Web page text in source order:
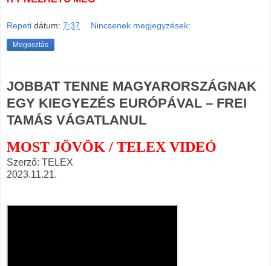
Repeti dátum: 7:37 Nincsenek megjegyzések:
Megosztás
JOBBAT TENNE MAGYARORSZÁGNAK
EGY KIEGYEZÉS EURÓPÁVAL – FREI
TAMÁS VÁGATLANUL
MOST JÖVÖK / TELEX VIDEÓ
Szerző: TELEX
2023.11.21.